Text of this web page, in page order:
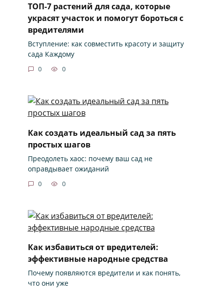
ТОП-7 растений для сада, которые
украсят участок и помогут бороться с
вредителями
Вступление: как совместить красоту и защиту
сада Каждому
0 0
Как создать идеальный сад за пять
простых шагов
Преодолеть хаос: почему ваш сад не
оправдывает ожиданий
0 0
Как избавиться от вредителей:
эффективные народные средства
Почему появляются вредители и как понять,
что они уже